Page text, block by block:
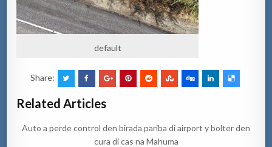
default
Share:
Related Articles
Auto a perde control den birada pariba di airport y bolter den
cura di cas na Mahuma